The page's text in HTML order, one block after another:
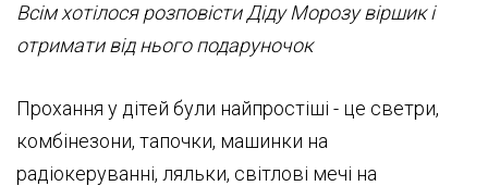
Всім хотілося розповісти Діду Морозу віршик і
отримати від нього подаруночок
Прохання у дітей були найпростіші - це светри,
комбінезони, тапочки, машинки на
радіокеруванні, ляльки, світлові мечі на